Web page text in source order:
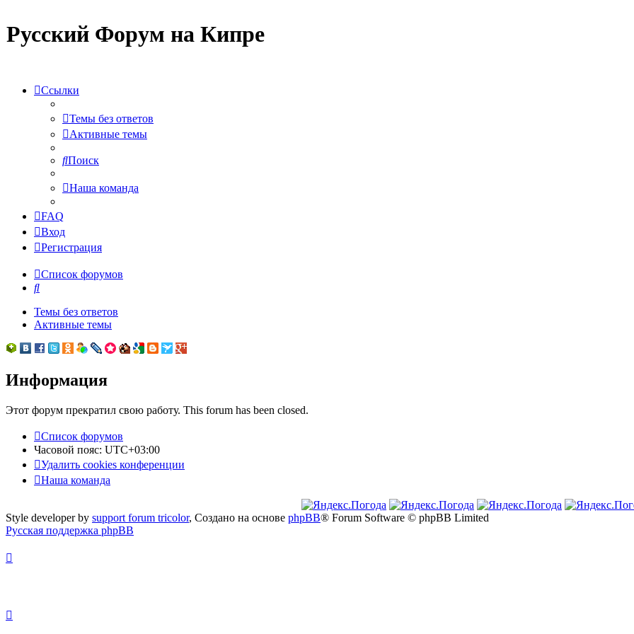
Русский Форум на Кипре
Ссылки
Темы без ответов
Активные темы
Поиск
Наша команда
FAQ
Вход
Регистрация
Список форумов
Поиск
Темы без ответов
Активные темы
Информация
Этот форум прекратил свою работу. This forum has been closed.
Список форумов
Часовой пояс: UTC+03:00
Удалить cookies конференции
Наша команда
Style developer by support forum tricolor, Создано на основе phpBB® Forum Software © phpBB Limited
Русская поддержка phpBB